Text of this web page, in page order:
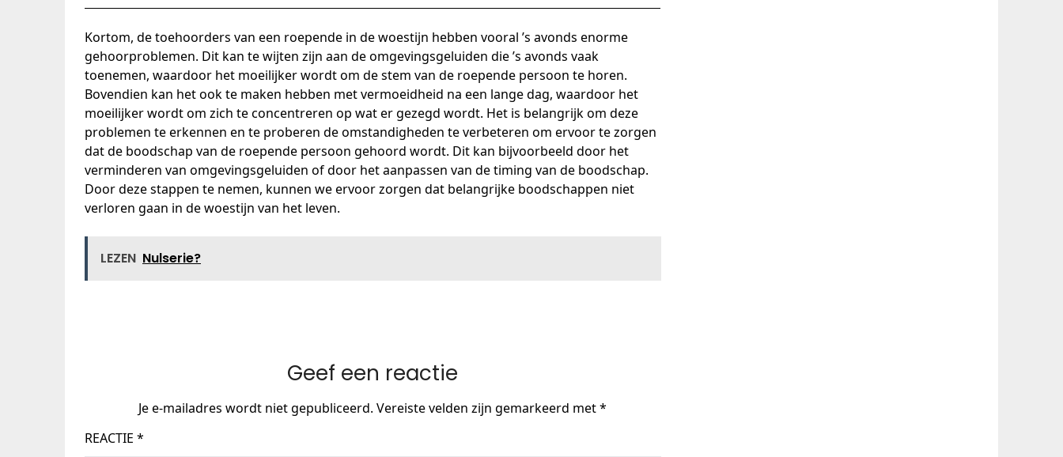
Kortom, de toehoorders van een roepende in de woestijn hebben vooral ’s avonds enorme
gehoorproblemen. Dit kan te wijten zijn aan de omgevingsgeluiden die ’s avonds vaak
toenemen, waardoor het moeilijker wordt om de stem van de roepende persoon te horen.
Bovendien kan het ook te maken hebben met vermoeidheid na een lange dag, waardoor het
moeilijker wordt om zich te concentreren op wat er gezegd wordt. Het is belangrijk om deze
problemen te erkennen en te proberen de omstandigheden te verbeteren om ervoor te zorgen
dat de boodschap van de roepende persoon gehoord wordt. Dit kan bijvoorbeeld door het
verminderen van omgevingsgeluiden of door het aanpassen van de timing van de boodschap.
Door deze stappen te nemen, kunnen we ervoor zorgen dat belangrijke boodschappen niet
verloren gaan in de woestijn van het leven.
LEZEN Nulserie?
Geef een reactie
Je e-mailadres wordt niet gepubliceerd. Vereiste velden zijn gemarkeerd met*
REACTIE *